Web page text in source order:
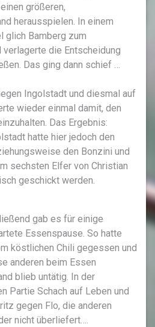
größeren,
herausspielen. In einem
glich Bamberg zum
verlagerte die Entscheidung
Das ging dann schief …
Ingolstadt und diesmal auf
wieder einmal damit, den
Das Ergebnis:
hatte hier jedoch den
den Bonzini und
sechsten Elfer von Christian
geschickt werden.
gab es für einige
Essenspause. So hatte
köstlichen Chili gegessen und
anderen beim Essen
blieb untätig. In der
Partie Schach auf Leben und
gegen Flo, die anderen
nicht überliefert….